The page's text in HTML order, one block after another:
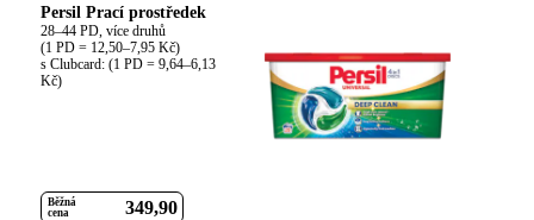
Persil Prací prostředek
28–44 PD, více druhů
(1 PD = 12,50–7,95 Kč)
s Clubcard: (1 PD = 9,64–6,13
Kč)
Běžná
cena
349 90